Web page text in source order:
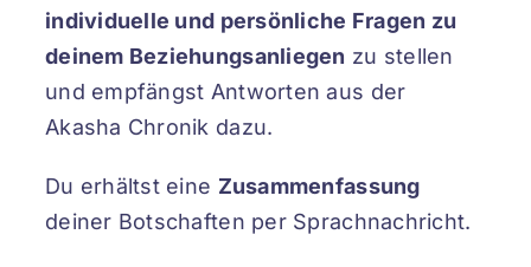
individuelle und persönliche Fragen zu
deinem Beziehungsanliegen zu stellen
und empfängst Antworten aus der
Akasha Chronik dazu.
Du erhältst eine Zusammenfassung
deiner Botschaften per Sprachnachricht.